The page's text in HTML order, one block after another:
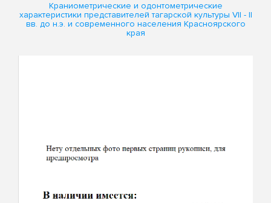
Краниометрические и одонтометрические
характеристики представителей тагарской культуры VII - II
вв. до н.э. и современного населения Красноярского
края